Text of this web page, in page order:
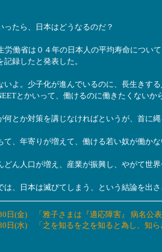
たら、日本はどうなるのだ？
働省は０４年の日本人の平均寿命につい
記録したと発表した。
よ。少子化が進んでいるのに、長生きす
とかいって、働けるのに働きたくないか
とか対策を講じなければというが、首に
、年寄りが増えて、働ける若い奴が働か
ん人口が増え、産業が振興し、やがて世
、日本は滅びてしまう、という結論を出
日(金) 「雅子さまは『適応障害』 病名公
日(水) 「之を知るを之を知ると為し、知